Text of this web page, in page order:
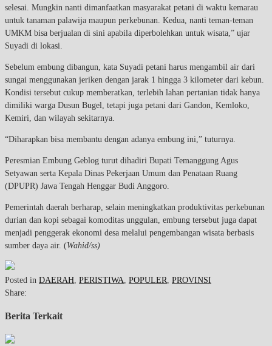
selesai. Mungkin nanti dimanfaatkan masyarakat petani di waktu kemarau
untuk tanaman palawija maupun perkebunan. Kedua, nanti teman-teman
UMKM bisa berjualan di sini apabila diperbolehkan untuk wisata,” ujar
Suyadi di lokasi.
Sebelum embung dibangun, kata Suyadi petani harus mengambil air dari
sungai menggunakan jeriken dengan jarak 1 hingga 3 kilometer dari kebun.
Kondisi tersebut cukup memberatkan, terlebih lahan pertanian tidak hanya
dimiliki warga Dusun Bugel, tetapi juga petani dari Gandon, Kemloko,
Kemiri, dan wilayah sekitarnya.
“Diharapkan bisa membantu dengan adanya embung ini,” tuturnya.
Peresmian Embung Geblog turut dihadiri Bupati Temanggung Agus
Setyawan serta Kepala Dinas Pekerjaan Umum dan Penataan Ruang
(DPUPR) Jawa Tengah Henggar Budi Anggoro.
Pemerintah daerah berharap, selain meningkatkan produktivitas perkebunan
durian dan kopi sebagai komoditas unggulan, embung tersebut juga dapat
menjadi penggerak ekonomi desa melalui pengembangan wisata berbasis
sumber daya air. (Wahid/ss)
Posted in DAERAH PERISTIWA POPULER PROVINSI
Share:
Berita Terkait